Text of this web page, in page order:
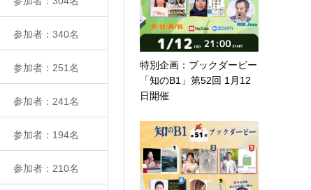
参加者：340名
参加者：251名
参加者：241名
参加者：194名
参加者：210名
特別企画：ブックダービー
「知のB1」第52回 1月12
日開催